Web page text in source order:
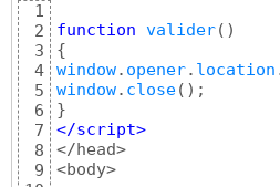
1
2
3
4
5
6
7
8
9
function valider( )
{
window. opener. location
window. close( )
}
</script>
</head>
<body>